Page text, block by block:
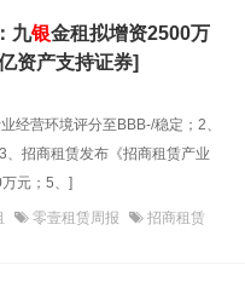
九银金租拟增资2500万
资产支持证券]
经营环境评分至BBB-/稳定；2、
、招商租赁发布《招商租赁产业
元；5、]
零壹租赁周报 招商租赁